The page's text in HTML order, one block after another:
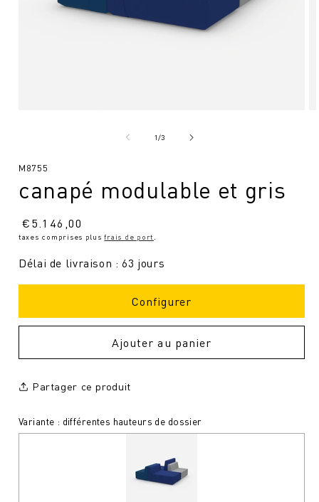
modal
1/de
3
SKU
M8755
canapé modulable et gris
Prix
normal
€5.146,00
taxes comprises plusfrais de port
Délai de livraison : 63 jours
Configurer
Ajouter au panier
Partager ce produit
Variante : différentes hauteurs de dossier